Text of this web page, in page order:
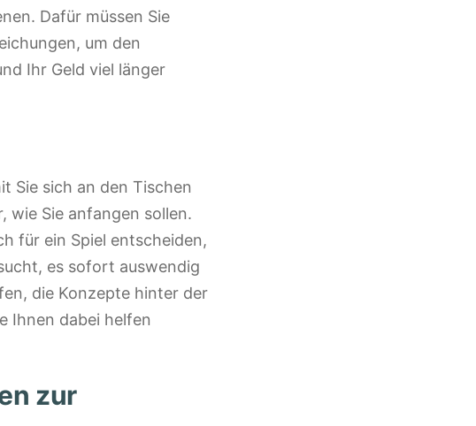
Dafür müssen Sie
um den
Ihr Geld viel länger
Sie sich an den Tischen
wie Sie anfangen sollen.
für ein Spiel entscheiden,
es sofort auswendig
die Konzepte hinter der
Ihnen dabei helfen
zur